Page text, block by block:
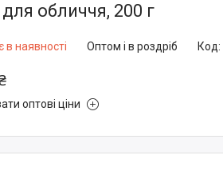
обличчя, 200 г
в наявності Оптом і в роздріб Код:
оптові ціни